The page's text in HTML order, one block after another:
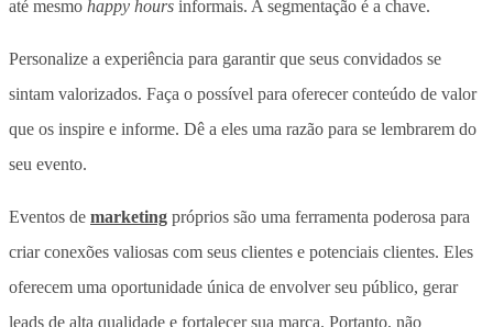
até mesmo happy hours informais. A segmentação é a chave.
Personalize a experiência para garantir que seus convidados se
sintam valorizados. Faça o possível para oferecer conteúdo de valor
que os inspire e informe. Dê a eles uma razão para se lembrarem do
seu evento.
Eventos de marketing próprios são uma ferramenta poderosa para
criar conexões valiosas com seus clientes e potenciais clientes. Eles
oferecem uma oportunidade única de envolver seu público, gerar
leads de alta qualidade e fortalecer sua marca. Portanto, não